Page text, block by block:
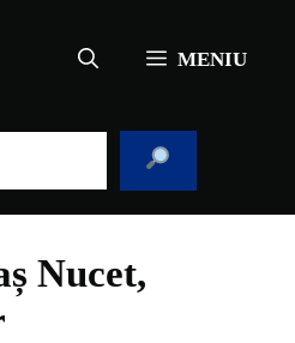
MENIU
Nucet,